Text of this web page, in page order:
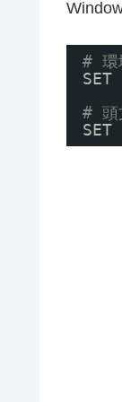
# 環
SET
# 頭
SET